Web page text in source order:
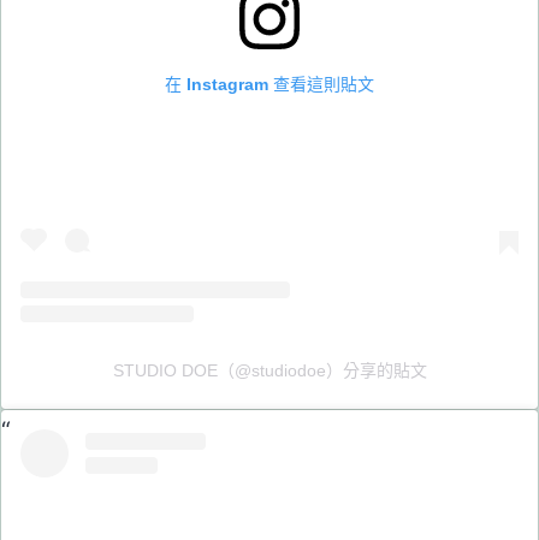
在 Instagram 查看這則貼文
STUDIO DOE（@studiodoe）分享的貼文